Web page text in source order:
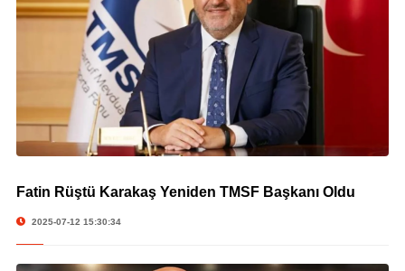
© Fatin Rüştü Karakaş Yeniden TMSF Başkanı Oldu
Fatin Rüştü Karakaş Yeniden TMSF Başkanı Oldu
2025-07-12 15:30:34